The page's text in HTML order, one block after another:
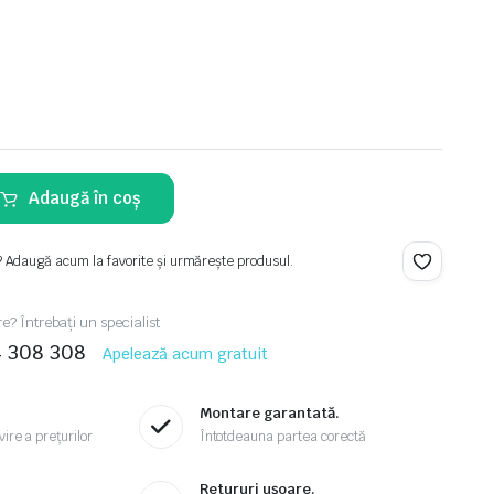
Adaugă în coș
Adaugă acum la favorite și urmărește produsul.
Întrebați un specialist
308 308 Apelează acum gratuit
a prețurilor
Montare garantată.
Întotdeauna partea corectă
Retururi ușoare.